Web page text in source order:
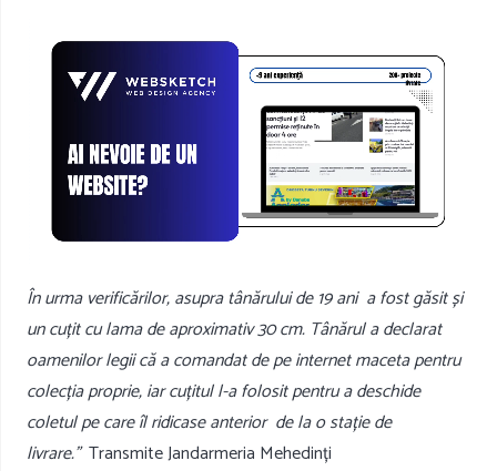
În urma verificărilor, asupra tânărului de 19 ani a fost găsit și
un cuțit cu lama de aproximativ 30 cm. Tânărul a declarat
oamenilor legii că a comandat de pe internet maceta pentru
colecția proprie, iar cuțitul l-a folosit pentru a deschide
coletul pe care îl ridicase anterior de la o stație de
livrare.”Transmite Jandarmeria Mehedinți